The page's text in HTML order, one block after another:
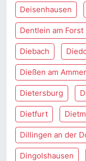
Deisenhausen
Dentlein am Forst
Diebach
Dießen am
Dietersburg
Dietfurt
Dillingen an der
Dingolshausen